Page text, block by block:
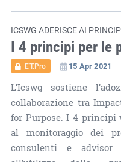
ICSWG ADERISCE AI
I 4 principi per le
ET.Pro 15 Apr 2021
L’Icswg sostiene
collaborazione tra
for Purpose. I 4
al monitoraggio dei
consulenti e advisor